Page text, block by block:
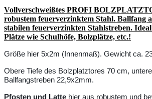
Vollverschweißtes PROFI
robustem feuerverzinktem Stahl. Ballfang
stabilen feuerverzinkten Stahlstreben.
Plätze wie Schulhöfe, Bolzplätze, etc.!
Größe hier 5x2m (Innenmaß). Gewicht ca.
Obere Tiefe des Bolzplatztores 70 cm,
Ballfangstreben 22,9x2mm.
Pfosten und Latte hier aus robustem und